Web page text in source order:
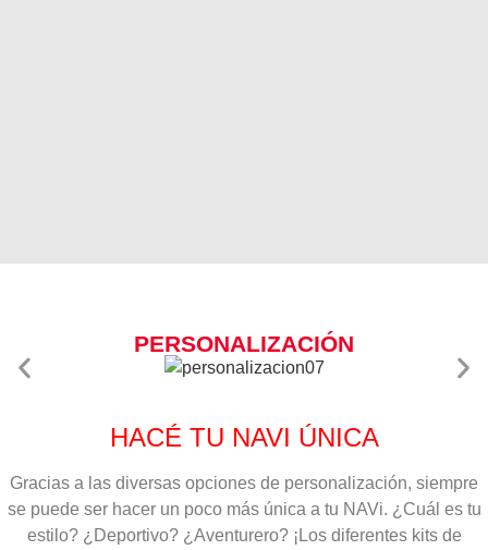
PERSONALIZACIÓN
HACÉ TU NAVI ÚNICA
Gracias a las diversas opciones de personalización, siempre
se puede ser hacer un poco más única a tu NAVi. ¿Cuál es tu
estilo? ¿Deportivo? ¿Aventurero? ¡Los diferentes kits de